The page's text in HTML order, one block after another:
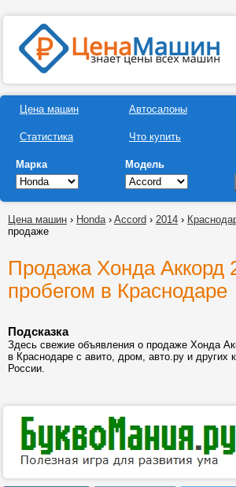
Цена машин
Статистика
Автосалоны
Что купить
Марка Модель
Цена машин › Honda› Accord › 2014 ›
продаже
Продажа Хонда Аккорд
пробегом в Краснодаре
Подсказка
Здесь свежие объявления о продаже Хонда
в Краснодаре с авито, дром, авто.ру и других
России.